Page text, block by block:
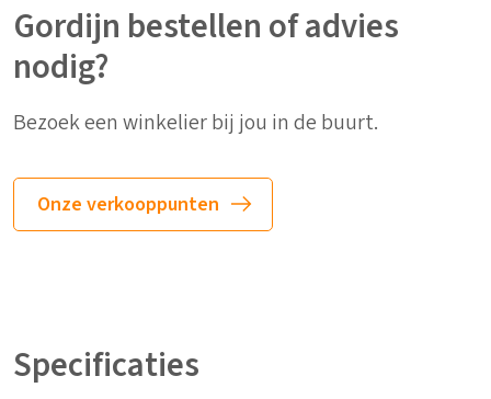
Gordijn bestellen of advies
nodig?
Bezoek een winkelier bij jou in de buurt.
Onze verkooppunten
Specificaties